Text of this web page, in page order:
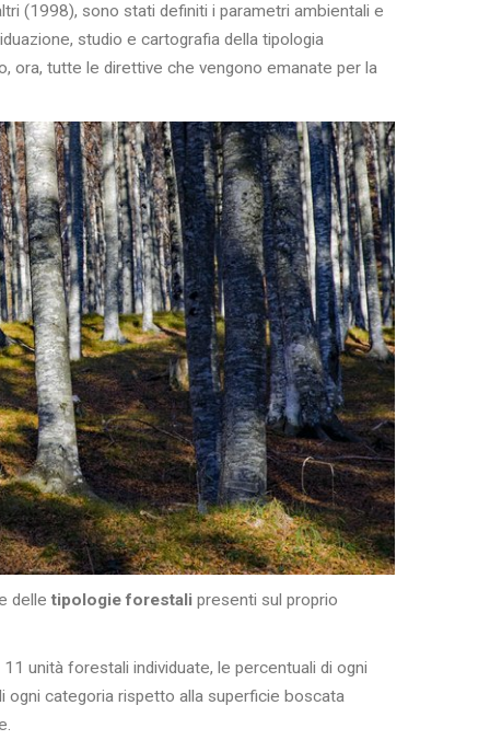
(1998), sono stati definiti i parametri ambientali e
studio e cartografia della tipologia
ora, tutte le direttive che vengono emanate per la
delletipologie forestali presenti sul proprio
unità forestali individuate, le percentuali di ogni
ogni categoria rispetto alla superficie boscata